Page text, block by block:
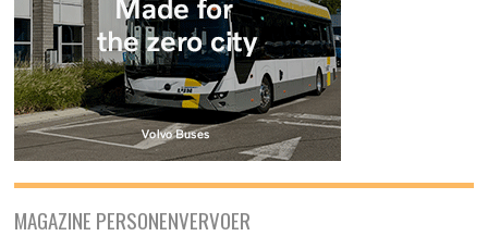
MAGAZINE PERSONENVERVOER